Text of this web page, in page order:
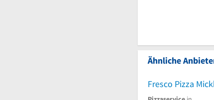
Ähnliche
Fresco Pizza